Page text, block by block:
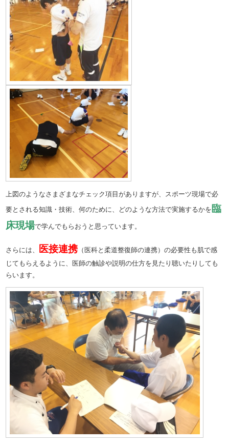
上図のようなさまざまなチェック項目がありますが、スポーツ現場で必
要とされる知識・技術、何のために、どのような方法で実施するかを 臨
床現場で学んでもらおうと思っています。
さらには、 医接連携 （医科と柔道整復師の連携）の必要性も肌で感
じてもらえるように、医師の触診や説明の仕方を見たり聴いたりしても
らいます。